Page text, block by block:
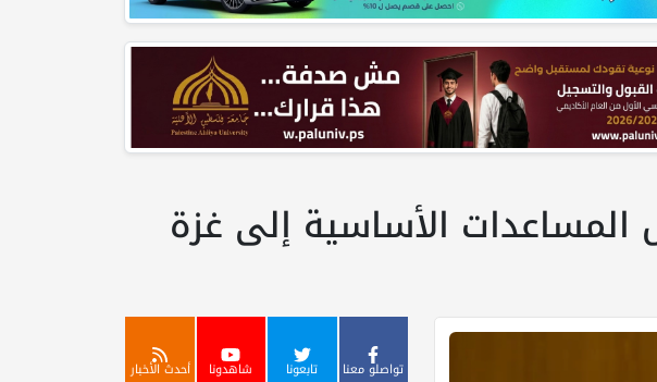
المساعدات الأساسية إلى غزة
تواصلو معنا تابعونا شاهدونا أحدث الأخبار